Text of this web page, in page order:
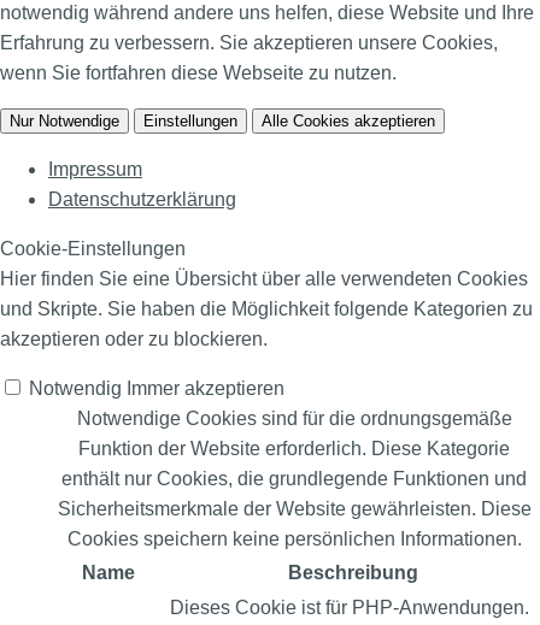
notwendig während andere uns helfen, diese Website und Ihre
Erfahrung zu verbessern. Sie akzeptieren unsere Cookies,
wenn Sie fortfahren diese Webseite zu nutzen.
Nur Notwendige Einstellungen Alle Cookies akzeptieren
Impressum
Datenschutzerklärung
Cookie-Einstellungen
Hier finden Sie eine Übersicht über alle verwendeten Cookies
und Skripte. Sie haben die Möglichkeit folgende Kategorien zu
akzeptieren oder zu blockieren.
Notwendig Immer akzeptieren
Notwendige Cookies sind für die ordnungsgemäße
Funktion der Website erforderlich. Diese Kategorie
enthält nur Cookies, die grundlegende Funktionen und
Sicherheitsmerkmale der Website gewährleisten. Diese
Cookies speichern keine persönlichen Informationen.
Name
Beschreibung
Dieses Cookie ist für PHP-Anwendungen.